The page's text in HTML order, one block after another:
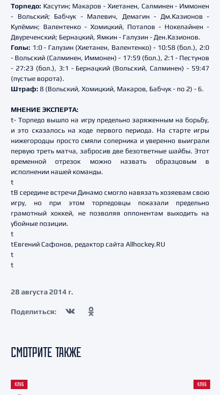
Торпедо: Касутин; Макаров - Хиетанен, Салминен - Иммонен
- Вольский; Бабчук - Малевич, Демагин - Дм.Казионов -
Кулёмин; Валентенко - Хомицкий, Потапов - Нокелайнен -
Двуреченский; Бернацкий, Ямкин - Галузин - Ден.Казионов.
Голы: 1:0 - Галузин (Хиетанен, Валентенко) - 10:58 (бол.), 2:0
- Вольский (Салминен, Иммонен) - 17:59 (бол.), 2:1 - Пестунов
- 27:23 (бол.), 3:1 - Бернацкий (Вольский, Салминен) - 59:47
(пустые ворота).
Штраф: 8 (Вольский, Хомицкий, Макаров, Бабчук - по 2) - 6.
МНЕНИЕ ЭКСПЕРТА:
t- Торпедо вышло на игру предельно заряженным на борьбу,
и это сказалось на ходе первого периода. На старте игры
нижегородцы просто смяли соперника и уверенно выиграли
первую треть матча, забросив две безответные шайбы. Этот
временной отрезок можно назвать образцовым в
исполнении нашей команды.
t
tВ середине встречи Динамо смогло навязать хозяевам свою
игру, но при этом торпедовцы показали предельно
грамотный хоккей, не позволяя оппонентам выходить на
убойные позиции.
t
tЕвгений Сафонов, редактор сайта Allhockey.RU
t
t
28 августа 2014 г.
Поделиться:
СМОТРИТЕ ТАКЖЕ
КЛУБ КЛУБ